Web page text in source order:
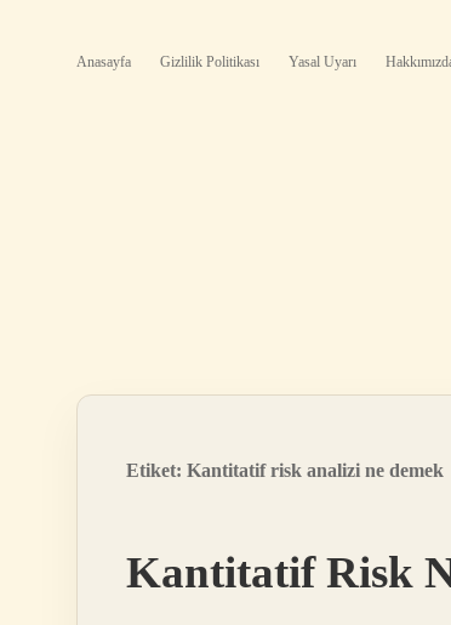
Anasayfa Gizlilik Politikası Yasal Uyarı
Etiket: Kantitatif risk analizi ne demek
Kantitatif Risk